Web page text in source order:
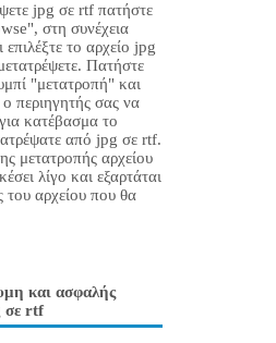
jpg σε rtf πατήστε
στη συνέχεια
επιλέξτε το αρχείο jpg
Πατήστε
"μετατροπή" και
ο περιηγητής σας να
κατέβασμα το
από jpg σε rtf.
μετατροπής αρχείου
λίγο και εξαρτάται
του αρχείου που θα
και ασφαλής
σε rtf